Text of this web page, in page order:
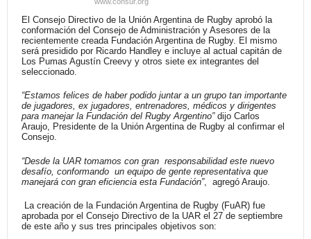
El Consejo Directivo de la Unión Argentina de Rugby aprobó la
conformación del Consejo de Administración y Asesores de la
recientemente creada Fundación Argentina de Rugby. El mismo
será presidido por Ricardo Handley e incluye al actual capitán de
Los Pumas Agustín Creevy y otros siete ex integrantes del
seleccionado.
“Estamos felices de haber podido juntar a un grupo tan importante
de jugadores, ex jugadores, entrenadores, médicos y dirigentes
para manejar la Fundación del Rugby Argentino” dijo Carlos
Araujo, Presidente de la Unión Argentina de Rugby al confirmar el
Consejo.
“Desde la UAR tomamos con gran responsabilidad este nuevo
desafío, conformando un equipo de gente representativa que
manejará con gran eficiencia esta Fundación”, agregó Araujo.
La creación de la Fundación Argentina de Rugby (FuAR) fue
aprobada por el Consejo Directivo de la UAR el 27 de septiembre
de este año y sus tres principales objetivos son: